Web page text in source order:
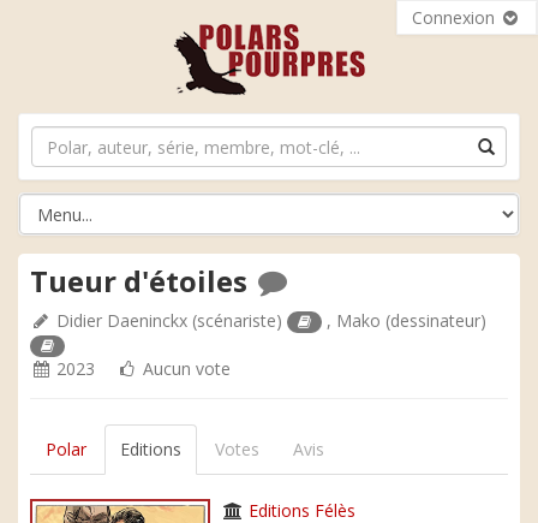
Connexion
Tueur d'étoiles
Didier Daeninckx (scénariste) , Mako (dessinateur)
2023 Aucun vote
Polar Editions Votes Avis
Editions Félès